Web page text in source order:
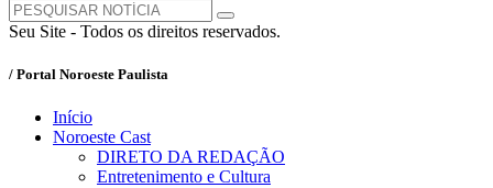
Seu Site - Todos os direitos reservados.
/ Portal Noroeste Paulista
Início
Noroeste Cast
DIRETO DA REDAÇÃO
Entretenimento e Cultura